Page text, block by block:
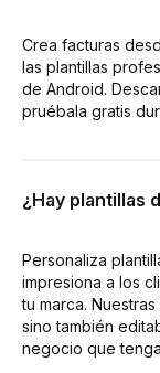
Crea facturas
las plantillas
de Android.
pruébala gratis
¿Hay plantillas
Personaliza
impresiona a los
tu marca.
sino también
negocio que